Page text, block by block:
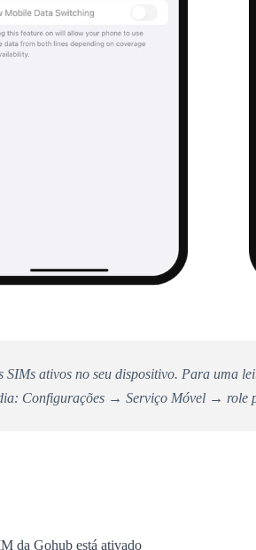
ativos no seu dispositivo. Para uma
Configurações → Serviço Móvel → role
da Gohub está ativado